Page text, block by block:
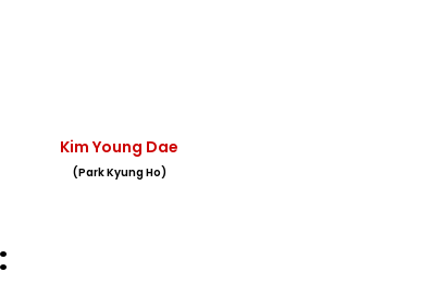
Kim Young Dae
(Park Kyung Ho)